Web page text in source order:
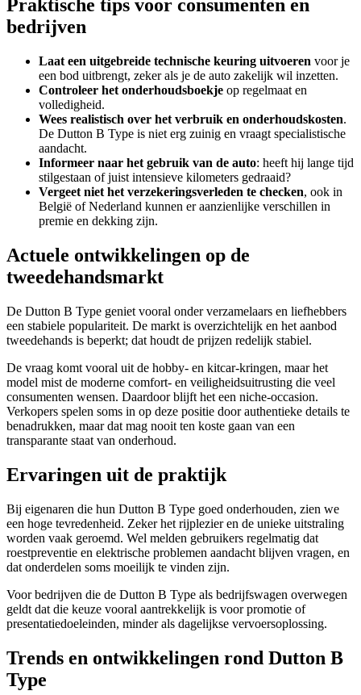
Praktische tips voor consumenten en
bedrijven
Laat een uitgebreide technische keuring uitvoeren voor je
een bod uitbrengt, zeker als je de auto zakelijk wil inzetten.
Controleer het onderhoudsboekje op regelmaat en
volledigheid.
Wees realistisch over het verbruik en onderhoudskosten.
De Dutton B Type is niet erg zuinig en vraagt specialistische
aandacht.
Informeer naar het gebruik van de auto: heeft hij lange tijd
stilgestaan of juist intensieve kilometers gedraaid?
Vergeet niet het verzekeringsverleden te checken, ook in
België of Nederland kunnen er aanzienlijke verschillen in
premie en dekking zijn.
Actuele ontwikkelingen op de
tweedehandsmarkt
De Dutton B Type geniet vooral onder verzamelaars en liefhebbers
een stabiele populariteit. De markt is overzichtelijk en het aanbod
tweedehands is beperkt; dat houdt de prijzen redelijk stabiel.
De vraag komt vooral uit de hobby- en kitcar-kringen, maar het
model mist de moderne comfort- en veiligheidsuitrusting die veel
consumenten wensen. Daardoor blijft het een niche-occasion.
Verkopers spelen soms in op deze positie door authentieke details te
benadrukken, maar dat mag nooit ten koste gaan van een
transparante staat van onderhoud.
Ervaringen uit de praktijk
Bij eigenaren die hun Dutton B Type goed onderhouden, zien we
een hoge tevredenheid. Zeker het rijplezier en de unieke uitstraling
worden vaak geroemd. Wel melden gebruikers regelmatig dat
roestpreventie en elektrische problemen aandacht blijven vragen, en
dat onderdelen soms moeilijk te vinden zijn.
Voor bedrijven die de Dutton B Type als bedrijfswagen overwegen
geldt dat die keuze vooral aantrekkelijk is voor promotie of
presentatiedoeleinden, minder als dagelijkse vervoersoplossing.
Trends en ontwikkelingen rond Dutton B
Type